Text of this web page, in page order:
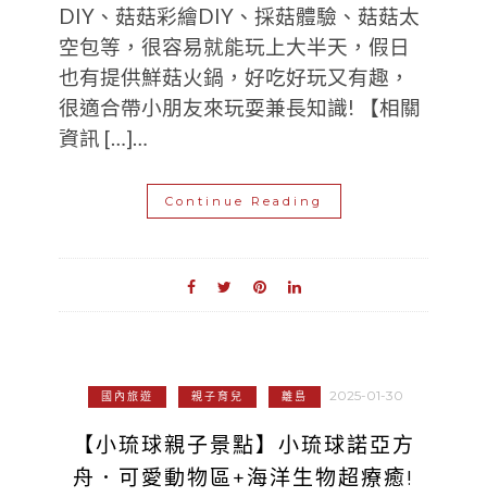
DIY、菇菇彩繪DIY、採菇體驗、菇菇太
空包等，很容易就能玩上大半天，假日
也有提供鮮菇火鍋，好吃好玩又有趣，
很適合帶小朋友來玩耍兼長知識! 【相關
資訊 […]…
Continue Reading
國內旅遊 親子育兒 離島 2025-01-30
【小琉球親子景點】小琉球諾亞方
舟．可愛動物區+海洋生物超療癒!